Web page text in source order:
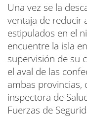
Una vez se la
ventaja de reducir
estipulados en el
encuentre la isla
supervisión de su
el aval de las
ambas provincias,
inspectora de
Fuerzas de